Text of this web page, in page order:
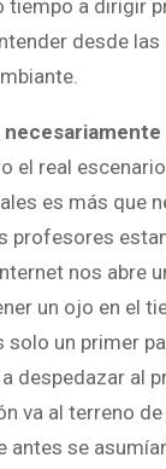
a dirigir
desde
el real
es más que
profesores
nos
un ojo en el
un primer
despedazar al
va al terreno
se